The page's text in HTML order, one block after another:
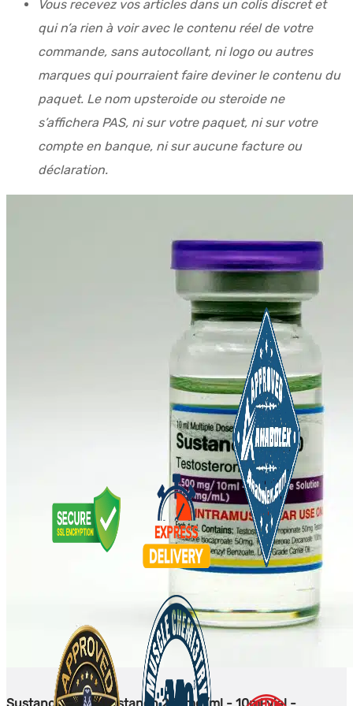
Vous recevez vos articles dans un colis discret et
qui n’a rien à voir avec le contenu réel de votre
commande, sans autocollant, ni logo ou autres
marques qui pourraient faire deviner le contenu du
paquet. Le nom upsteroide ou steroide ne
s’affichera PAS, ni sur votre paquet, ni sur votre
compte en banque, ni sur aucune facture ou
déclaration.